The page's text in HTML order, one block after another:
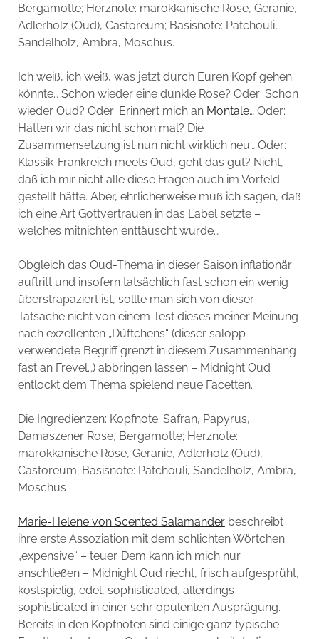
Bergamotte; Herznote: marokkanische Rose, Geranie,
Adlerholz (Oud), Castoreum; Basisnote: Patchouli,
Sandelholz, Ambra, Moschus.
Ich weiß, ich weiß, was jetzt durch Euren Kopf gehen
könnte… Schon wieder eine dunkle Rose? Oder: Schon
wieder Oud? Oder: Erinnert mich an Montale… Oder:
Hatten wir das nicht schon mal? Die
Zusammensetzung ist nun nicht wirklich neu… Oder:
Klassik-Frankreich meets Oud, geht das gut? Nicht,
daß ich mir nicht alle diese Fragen auch im Vorfeld
gestellt hätte. Aber, ehrlicherweise muß ich sagen, daß
ich eine Art Gottvertrauen in das Label setzte –
welches mitnichten enttäuscht wurde…
Obgleich das Oud-Thema in dieser Saison inflationär
auftritt und insofern tatsächlich fast schon ein wenig
überstrapaziert ist, sollte man sich von dieser
Tatsache nicht von einem Test dieses meiner Meinung
nach exzellenten „Düftchens“ (dieser salopp
verwendete Begriff grenzt in diesem Zusammenhang
fast an Frevel…) abbringen lassen – Midnight Oud
entlockt dem Thema spielend neue Facetten.
Die Ingredienzen: Kopfnote: Safran, Papyrus,
Damaszener Rose, Bergamotte; Herznote:
marokkanische Rose, Geranie, Adlerholz (Oud),
Castoreum; Basisnote: Patchouli, Sandelholz, Ambra,
Moschus
Marie-Helene von Scented Salamanderbeschreibt
ihre erste Assoziation mit dem schlichten Wörtchen
„expensive“ – teuer. Dem kann ich mich nur
anschließen – Midnight Oud riecht, frisch aufgesprüht,
kostspielig, edel, sophisticated, allerdings
sophisticated in einer sehr opulenten Ausprägung.
Bereits in den Kopfnoten sind einige ganz typische